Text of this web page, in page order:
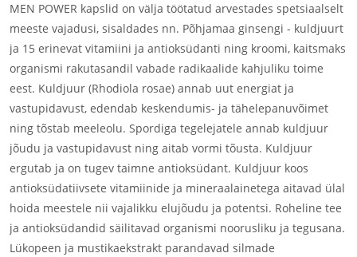
MEN POWER kapslid on välja töötatud arvestades spetsiaalselt
meeste vajadusi, sisaldades nn. Põhjamaa ginsengi - kuldjuurt
ja 15 erinevat vitamiini ja antioksüdanti ning kroomi, kaitsmaks
organismi rakutasandil vabade radikaalide kahjuliku toime
eest. Kuldjuur (Rhodiola rosae) annab uut energiat ja
vastupidavust, edendab keskendumis- ja tähelepanuvõimet
ning tõstab meeleolu. Spordiga tegelejatele annab kuldjuur
jõudu ja vastupidavust ning aitab vormi tõusta. Kuldjuur
ergutab ja on tugev taimne antioksüdant. Kuldjuur koos
antioksüdatiivsete vitamiinide ja mineraalainetega aitavad ülal
hoida meestele nii vajalikku elujõudu ja potentsi. Roheline tee
ja antioksüdandid säilitavad organismi noorusliku ja tegusana.
Lükopeen ja mustikaekstrakt parandavad silmade